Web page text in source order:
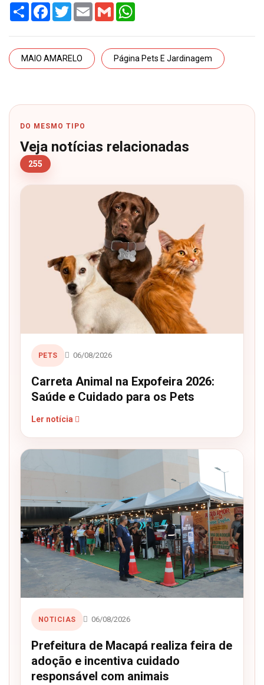
Share Facebook
TwitterEmail Gmail
MAIO AMARELO Página Pets E Jardinagem
DO MESMO TIPO
Veja notícias relacionadas
255
PETS 06/08/2026
Carreta Animal na Expofeira 2026:
Saúde e Cuidado para os Pets
Ler notícia
NOTICIAS 06/08/2026
Prefeitura de Macapá realiza feira de
adoção e incentiva cuidado
responsável com animais